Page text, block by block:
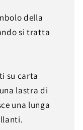
della
si tratta
su carta
lastra di
una lunga